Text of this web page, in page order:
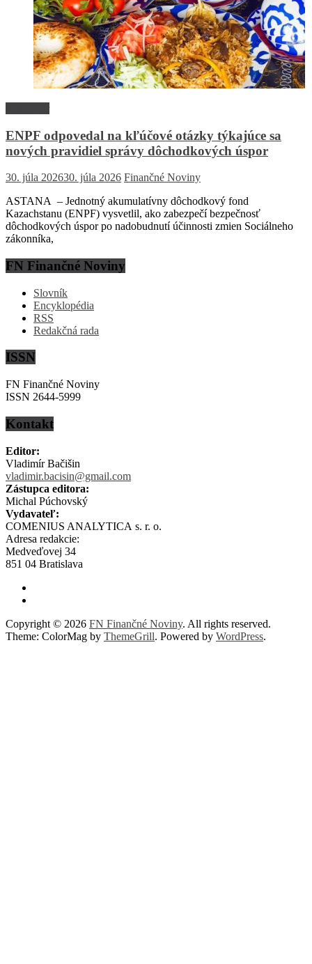
ENPF odpovedal na kľúčové otázky týkajúce sa
nových pravidiel správy dôchodkových úspor
30. júla 202630. júla 2026 Finančné Noviny
ASTANA – Jednotný akumulatívny dôchodkový fond
Kazachstanu (ENPF) vysvetlil, ako zabezpečí bezpečnosť
dôchodkových úspor po nadobudnutí účinnosti zmien Sociálneho
zákonníka,
FN Finančné Noviny
Slovník
Encyklopédia
RSS
Redakčná rada
ISSN
FN Finančné Noviny
ISSN 2644-5999
Kontakt
Editor:
Vladimír Bačišin
vladimir.bacisin@gmail.com
Zástupca editora:
Michal Púchovský
Vydavateľ:
COMENIUS ANALYTICA s. r. o.
Adresa redakcie:
Medveďovej 34
851 04 Bratislava
Copyright © 2026 FN Finančné Noviny. All rights reserved.
Theme: ColorMag by ThemeGrill. Powered by WordPress.